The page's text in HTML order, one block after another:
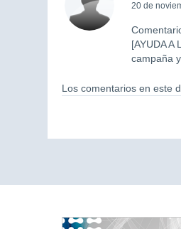
20 de
[AYUDA
campaña
Los comentarios en este